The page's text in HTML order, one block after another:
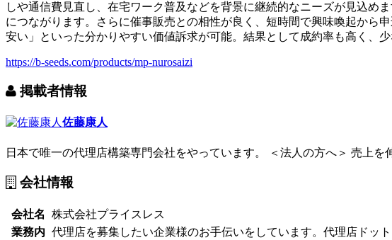
しや通信費見直し、在宅ワーク普及などを背景に継続的なニーズが見込め
につながります。さらに催事販売との相性が良く、短時間で興味喚起から
安い」といった分かりやすい価値訴求が可能。結果として成約率も高く、
https://b-seeds.com/products/mp-nurosaizi
掲載者情報
佐藤康人
日本で唯一の代理店構築専門会社をやっています。 ＜法人の方へ＞ 売上を
会社情報
会社名
株式会社プライスレス
業務内 代理店を募集したい企業様のお手伝いをしています。代理店ドッ